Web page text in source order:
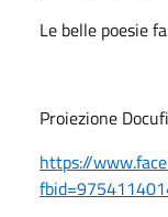
Le belle poesie
Proiezione
https://